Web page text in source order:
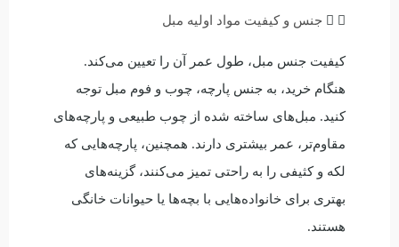
جنس و کیفیت مواد اولیه مبل
کیفیت جنس مبل، طول عمر آن را تعیین می‌کند.
هنگام خرید، به جنس پارچه، چوب و فوم مبل توجه
کنید. مبل‌های ساخته شده از چوب طبیعی و پارچه‌های
مقاوم‌تر، عمر بیشتری دارند. همچنین، پارچه‌هایی که
لکه و کثیفی را به راحتی تمیز می‌کنند، گزینه‌های
بهتری برای خانواده‌هایی با بچه‌ها یا حیوانات خانگی
هستند.